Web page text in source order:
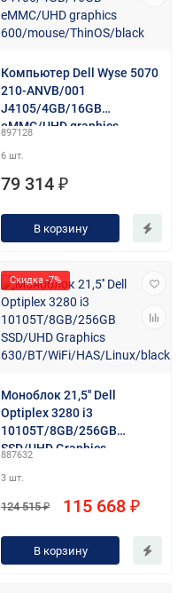
Компьютер Dell Wyse 5070
210-ANVB/001
J4105/4GB/16GB
eMMC/UHD graphics
897128
6 шт.
79 314 ₽
В корзину
Скидка -7%
Моноблок 21,5'' Dell
Optiplex 3280 i3
10105T/8GB/256GB
SSD/UHD Graphics
ck
887632
3 шт.
124 515 ₽ 115 668 ₽
В корзину